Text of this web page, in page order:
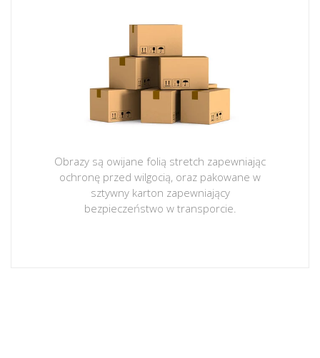
Obrazy są owijane folią stretch zapewniając
ochronę przed wilgocią, oraz pakowane w
sztywny karton zapewniający
bezpieczeństwo w transporcie.